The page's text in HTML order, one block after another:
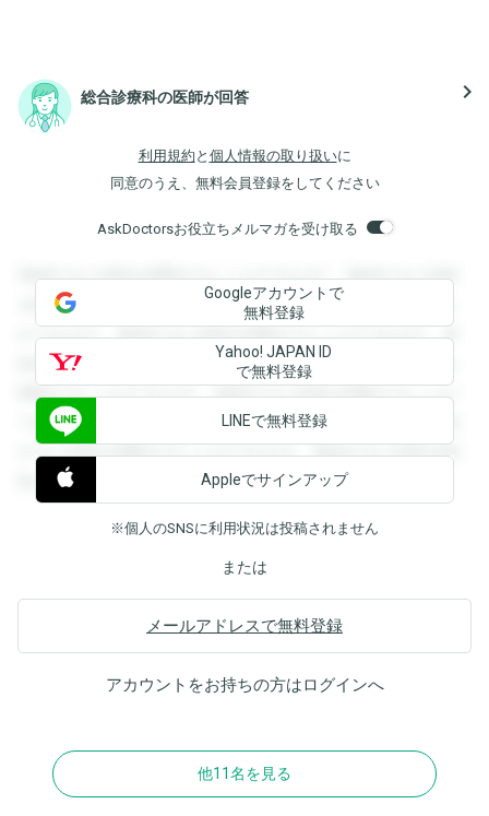
総合診療科の医師が回答 navigate_next
利用規約 と 個人情報の取り扱いに
同意のうえ、無料会員登録をしてください
AskDoctorsお役立ちメルマガを受け取る
登録すると回答を閲覧することができます。登録すると回答
を閲覧することができます。登録すると回答を閲覧すること
ができます。登録すると回答を閲覧することができます。登
録すると回答を閲覧することができます。登録すると回答を
閲覧することができます。登録すると回答を閲覧することが
できます。登録すると回答を閲覧することができます。登録
すると回答を閲覧することができます。登録すると回答を閲
覧することができます。
Googleアカウントで
無料登録
Yahoo! JAPAN ID
で無料登録
LINEで無料登録
Appleでサインアップ
※個人のSNSに利用状況は投稿されません
または
メールアドレスで無料登録
アカウントをお持ちの方はログインへ
他11名を見る